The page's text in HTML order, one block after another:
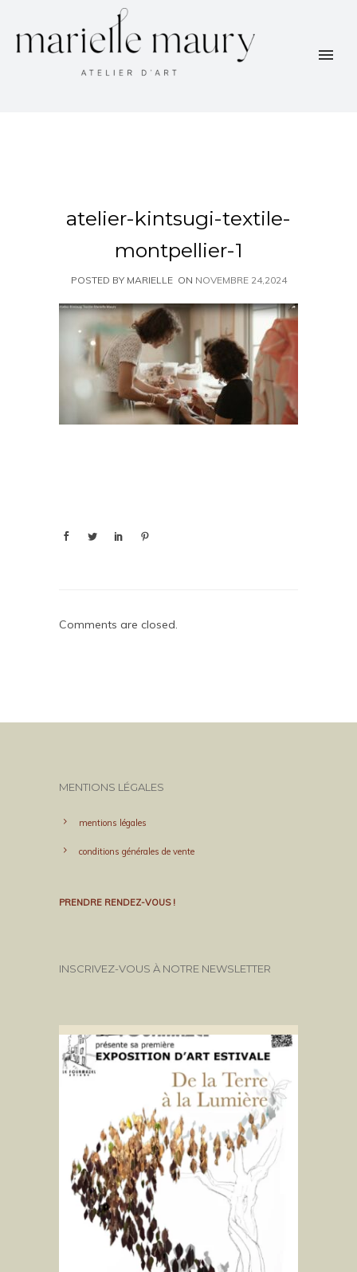
atelier-kintsugi-textile-
montpellier-1
POSTED BY MARIELLE ON NOVEMBRE 24,2024
Comments are closed.
MENTIONS LÉGALES
mentions légales
conditions générales de vente
PRENDRE RENDEZ-VOUS !
INSCRIVEZ-VOUS À NOTRE NEWSLETTER